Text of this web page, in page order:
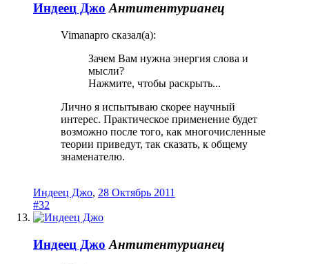
Индеец Джо Антитентурианец
Vimanapro сказал(а):
Зачем Вам нужна энергия слова и
мысли?
Нажмите, чтобы раскрыть...
Лично я испытываю скорее научный
интерес. Практическое применение будет
возможно после того, как многочисленные
теории приведут, так сказать, к общему
знаменателю.
Индеец Джо, 28 Октябрь 2011
#32
Индеец Джо Антитентурианец